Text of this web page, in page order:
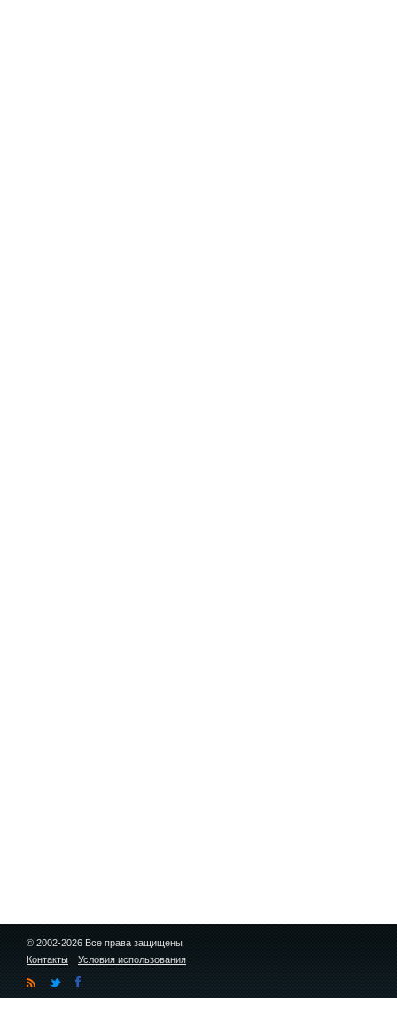
© 2002-2026 Все права защищены
Контакты
Условия использования